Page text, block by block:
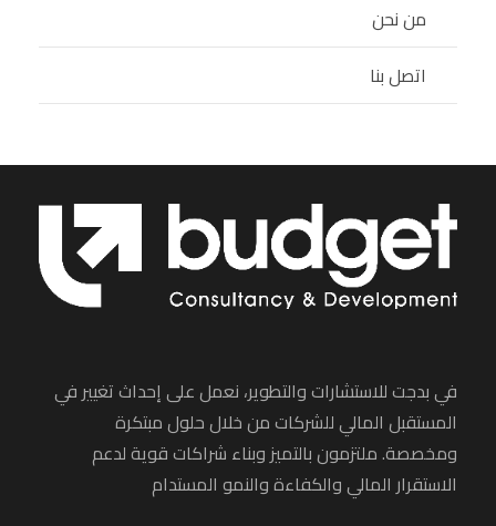
من نحن
اتصل بنا
في بدجت للاستشارات والتطوير، نعمل على إحداث تغيير في
المستقبل المالي للشركات من خلال حلول مبتكرة
ومخصصة. ملتزمون بالتميز وبناء شراكات قوية لدعم
الاستقرار المالي والكفاءة والنمو المستدام